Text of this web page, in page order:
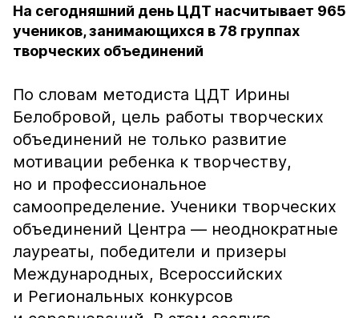
На сегодняшний день ЦДТ насчитывает 965
учеников, занимающихся в 78 группах
творческих объединений
По словам методиста ЦДТ Ирины
Белобровой, цель работы творческих
объединений не только развитие
мотивации ребенка к творчеству,
но и профессиональное
самоопределение. Ученики творческих
объединений Центра — неоднократные
лауреаты, победители и призеры
Международных, Всероссийских
и Региональных конкурсов